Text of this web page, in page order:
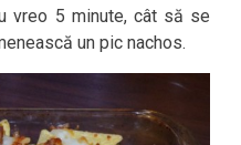
vreo 5 minute, cât să se
un pic nachos.